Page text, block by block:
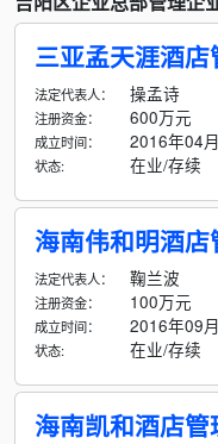
三亚孟天涯酒
法定代表人： 操孟诗
注册资金： 600万元
成立时间： 2016年04
状态: 在业/存续
海南伟和明酒
法定代表人： 鞠兰波
注册资金： 100万元
成立时间： 2016年09
状态: 在业/存续
海南凯和酒店管